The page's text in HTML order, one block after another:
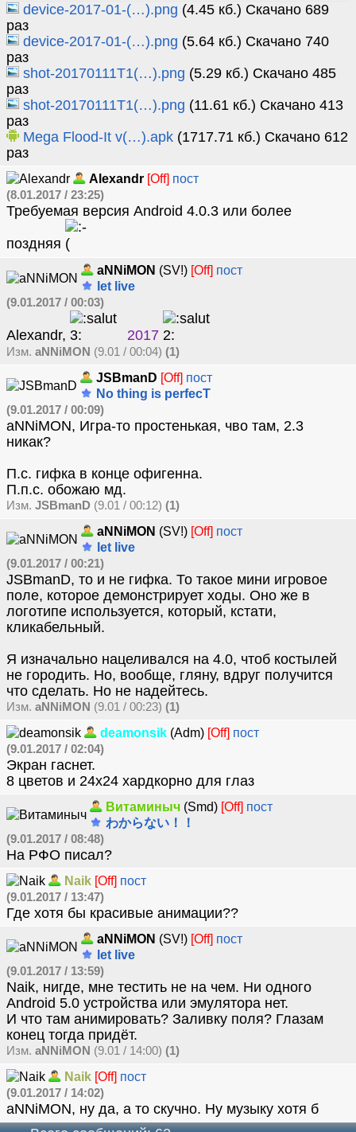
device-2017-01-(…).png (4.45 кб.) Скачано 689
раз
device-2017-01-(…).png (5.64 кб.) Скачано 740
раз
shot-20170111T1(…).png (5.29 кб.) Скачано 485
раз
shot-20170111T1(…).png (11.61 кб.) Скачано 413
раз
Mega Flood-It v(…).apk (1717.71 кб.) Скачано 612
раз
Alexandr [Off] пост
(8.01.2017 / 23:25)
Требуемая версия Android 4.0.3 или более
поздняя
aNNiMON (SV!) [Off] пост
let live
(9.01.2017 / 00:03)
Alexandr, 2017
Изм. aNNiMON (9.01 / 00:04) (1)
JSBmanD [Off] пост
No thing is perfecT
(9.01.2017 / 00:09)
aNNiMON, Игра-то простенькая, чво там, 2.3
никак?
П.с. гифка в конце офигенна.
П.п.с. обожаю мд.
Изм. JSBmanD (9.01 / 00:12) (1)
aNNiMON (SV!) [Off] пост
let live
(9.01.2017 / 00:21)
JSBmanD, то и не гифка. То такое мини игровое
поле, которое демонстрирует ходы. Оно же в
логотипе используется, который, кстати,
кликабельный.
Я изначально нацеливался на 4.0, чтоб костылей
не городить. Но, вообще, гляну, вдруг получится
что сделать. Но не надейтесь.
Изм. aNNiMON (9.01 / 00:23) (1)
deamonsik (Adm) [Off] пост
(9.01.2017 / 02:04)
Экран гаснет.
8 цветов и 24х24 хардкорно для глаз
Витаминыч (Smd) [Off] пост
わからない！！
(9.01.2017 / 08:48)
На РФО писал?
Naik [Off] пост
(9.01.2017 / 13:47)
Где хотя бы красивые анимации??
aNNiMON (SV!) [Off] пост
let live
(9.01.2017 / 13:59)
Naik, нигде, мне тестить не на чем. Ни одного
Android 5.0 устройства или эмулятора нет.
И что там анимировать? Заливку поля? Глазам
конец тогда придёт.
Изм. aNNiMON (9.01 / 14:00) (1)
Naik [Off] пост
(9.01.2017 / 14:02)
aNNiMON, ну да, а то скучно. Ну музыку хотя б